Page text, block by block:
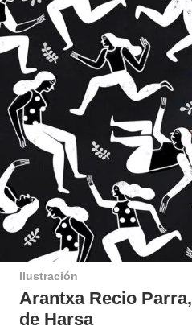
Ilustración
Arantxa Recio
de Harsa